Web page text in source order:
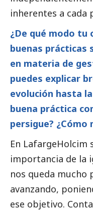
inherentes a cada
¿De qué modo tu
buenas prácticas
en materia de
puedes explicar
evolución hasta
buena práctica
persigue? ¿Cómo
En LafargeHolcim
importancia de la
nos queda mucho
avanzando,
ese objetivo.